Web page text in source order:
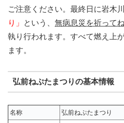
ご注意ください。最終日に岩木
り」
という、 無病息災を祈って
執り行われます。すべて燃え上
ます。
弘前ねぷたまつりの基本情報
名称
弘前ねぷたまつり